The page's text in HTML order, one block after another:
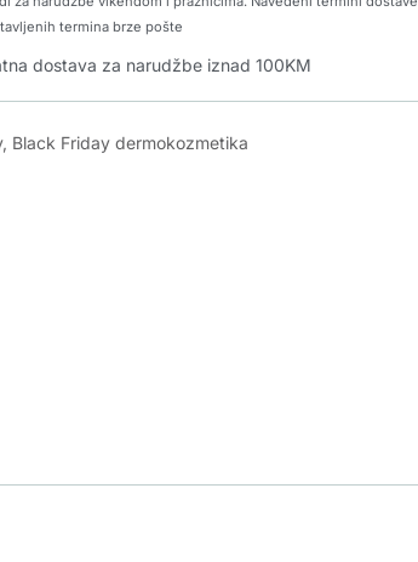
termina brze pošte
dostava za narudžbe iznad 100KM
, Black Friday dermokozmetika